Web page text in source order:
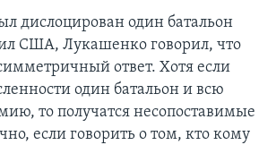
дислоцирован один батальон
США, Лукашенко говорил, что
ответ. Хотя если
один батальон и всю
то получатся несопоставимые
если говорить о том, кто кому